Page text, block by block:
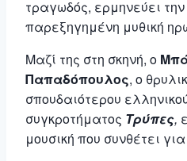
τραγωδός, ερμηνεύει την
παρεξηγημένη μυθική
Μαζί της στη σκηνή, ο
Παπαδόπουλος, ο
σπουδαιότερου
συγκροτήματος Τρύπες,
μουσική που συνθέτει